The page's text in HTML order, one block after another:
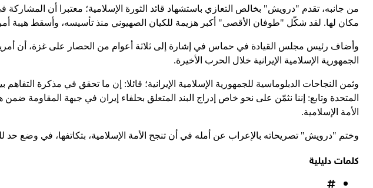
من جانبه، تقدم "درويش" بخالص التعازي باستشهاد قائد الثورة الإسلامية؛ معتبرا أن
مكان لها. لقد شكّل "طوفان الأقصى" أكبر هزيمة للكيان الصهيوني منذ تأسيسه، وأسقط هيبة
وأضاف رئيس مجلس القيادة في حماس في إشارة إلى ثلاثة أعوام من الحصار على غزة، أن
الجمهورية الإسلامية الإيرانية خلال الحرب الأخيرة.
وثمن النجاحات الدبلوماسية للجمهورية الإسلامية الإيرانية؛ قائلا: إن ما تحقق في مذكرة التفاهم
المتحدة وتابع: إننا نثمّن على نحو خاص إدراج البند المتعلق بحلفاء إيران في جبهة المقاومة
الأمة الإسلامية.
وختم "درويش" تصريحاته بالإعراب عن أمله في أن تنجح الأمة الإسلامية، بتكاتفها، في وضع حد
كلمات دليلية